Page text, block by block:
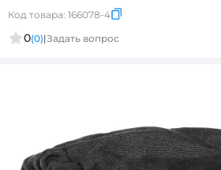
Код товара: 166078-4
0(0)|Задать вопрос